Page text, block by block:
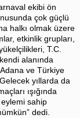
ekibi ön
çok güçlü
halkı olmak üzere
etkinlik grupları,
T.C.
alanında
ve Türkiye
yıllarda da
ışığında
eylemi sahip
dedi.